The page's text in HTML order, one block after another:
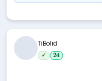
TiBolid
✓ 24